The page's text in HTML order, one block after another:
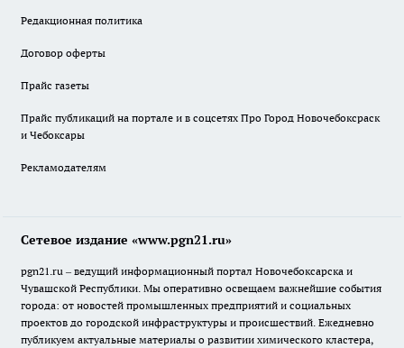
Редакционная политика
Договор оферты
Прайс газеты
Прайс публикаций на портале и в соцсетях Про Город Новочебоксраск
и Чебоксары
Рекламодателям
Сетевое издание «www.pgn21.ru»
pgn21.ru – ведущий информационный портал Новочебоксарска и
Чувашской Республики. Мы оперативно освещаем важнейшие события
города: от новостей промышленных предприятий и социальных
проектов до городской инфраструктуры и происшествий. Ежедневно
публикуем актуальные материалы о развитии химического кластера,